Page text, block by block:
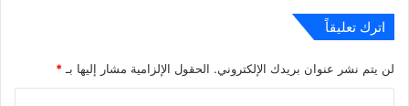
اترك تعليقاً
لن يتم نشر عنوان بريدك الإلكتروني. الحقول الإلزامية مشار إليها بـ *